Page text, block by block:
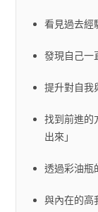
看見過去經
發現自己一
提升對自我
找到前進的
出來」
透過彩油瓶
與內在的高